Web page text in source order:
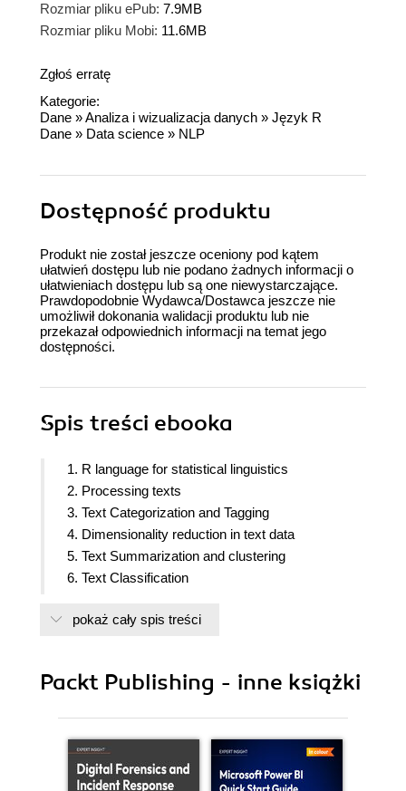
Rozmiar pliku ePub: 7.9MB
Rozmiar pliku Mobi: 11.6MB
Zgłoś erratę
Kategorie:
Dane »Analiza i wizualizacja danych » Język R
Dane » Data science » NLP
Dostępność produktu
Produkt nie został jeszcze oceniony pod kątem
ułatwień dostępu lub nie podano żadnych informacji o
ułatwieniach dostępu lub są one niewystarczające.
Prawdopodobnie Wydawca/Dostawca jeszcze nie
umożliwił dokonania walidacji produktu lub nie
przekazał odpowiednich informacji na temat jego
dostępności.
Spis treści ebooka
1. R language for statistical linguistics
2. Processing texts
3. Text Categorization and Tagging
4. Dimensionality reduction in text data
5. Text Summarization and clustering
6. Text Classification
Recognition
pokaż cały spis treści
Packt Publishing - inne książki